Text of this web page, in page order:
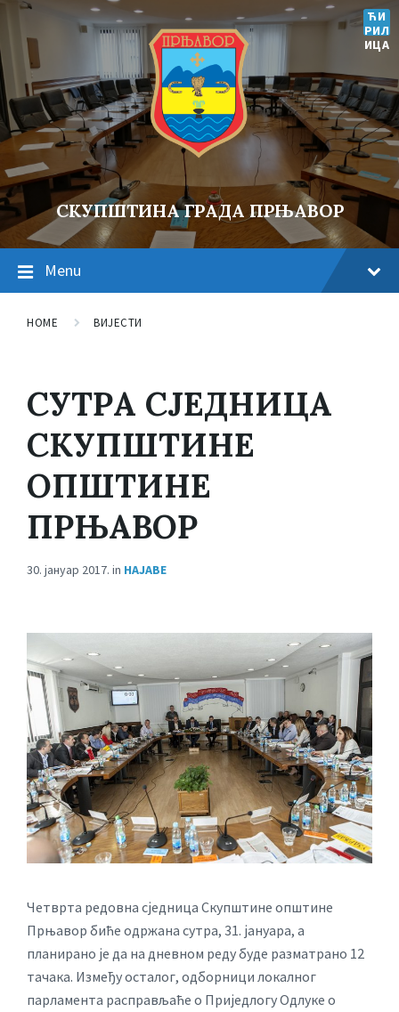
ЋИ
РИЛ
ИЦА
СКУПШТИНА ГРАДА ПРЊАВОР
Menu
HOME ВИЈЕСТИ
СУТРА СЈЕДНИЦА
СКУПШТИНЕ
ОПШТИНЕ
ПРЊАВОР
30. јануар 2017. in НАЈАВЕ
Четврта редовна сједница Скупштине општине
Прњавор биће одржана сутра, 31. јануара, а
планирано је да на дневном реду будe разматрано 12
тачака. Између осталог, одборници локалног
парламента расправљаће о Приједлогу Одлуке о